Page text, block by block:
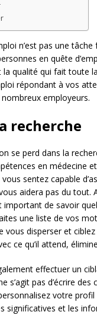
n’est pas une
en quête
la qualité qui fait toute
répondant à vos
employeurs.
recherche
se perd dans la
en médecine
sentez capable
aidera pas du tout.
important de savoir
une liste de vos
vous disperser et
ce qu’il attend,
effectuer un
s’agit pas d’écrire
votre
significatives et les